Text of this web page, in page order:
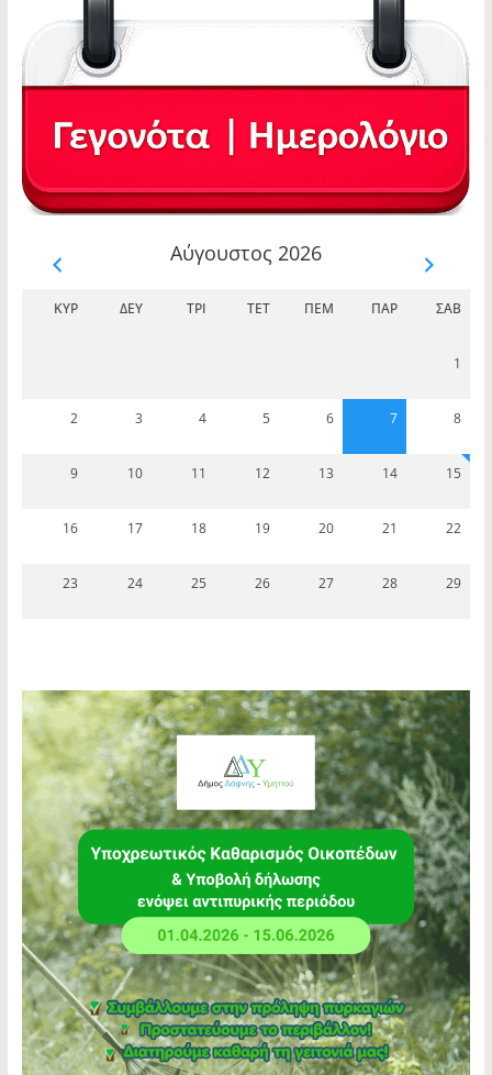
Αύγουστος 2026
ΚΥΡ ΔΕΥ ΤΡΊ ΤΕΤ ΠΈΜ ΠΑΡ ΣΆΒ
1
2 3 4 5 6 7 8
9 10 11 12 13 14 15
16 17 18 19 20 21 22
23 24 25 26 27 28 29